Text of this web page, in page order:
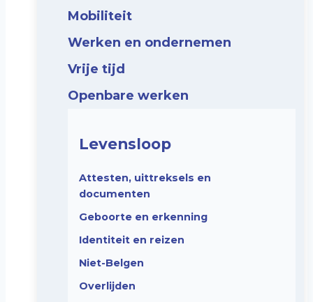
Mobiliteit
Werken en ondernemen
Vrije tijd
Openbare werken
Levensloop
Attesten, uittreksels en
documenten
Geboorte en erkenning
Identiteit en reizen
Niet-Belgen
Overlijden